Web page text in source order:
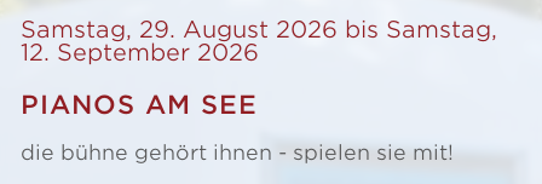
Samstag, 29. August 2026 bis Samstag,
12. September 2026
PIANOS AM SEE
die bühne gehört ihnen - spielen sie mit!